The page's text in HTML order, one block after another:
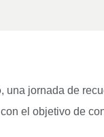
, una jornada de
el objetivo de